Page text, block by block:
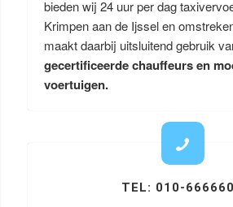
bieden wij 24 uur per dag
Krimpen aan de Ijssel en
maakt daarbij uitsluitend gebruik
gecertificeerde chauffeurs en
voertuigen.
TEL: 010-